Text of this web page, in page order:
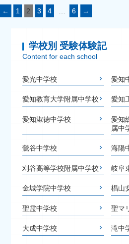
← 1 2 3 4 6 →
学校別 受験体験記
Content for each school
愛光中学校 愛知
愛知教育大学附属中学校 愛知
愛知淑徳中学校
愛知
属中
鶯谷中学校 海陽
刈谷高等学校附属中学校 岐阜
金城学院中学校 椙山
聖霊中学校 聖マ
大成中学校 滝中